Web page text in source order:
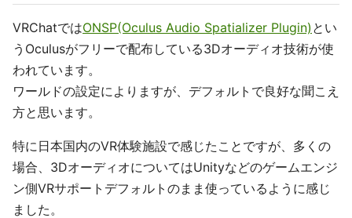
VRChatではONSP(Oculus Audio Spatializer Plugin) とい
うOculusがフリーで配布している3Dオーディオ技術が使
われています。
ワールドの設定によりますが、デフォルトで良好な聞こえ
方と思います。
特に日本国内のVR体験施設で感じたことですが、多くの
場合、3DオーディオについてはUnityなどのゲームエンジ
ン側VRサポートデフォルトのまま使っているように感じ
ました。